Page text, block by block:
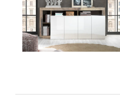
FRIBOURG LAQUÉ